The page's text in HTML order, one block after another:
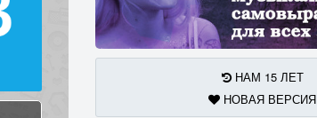
НАМ 15 ЛЕТ
НОВАЯ ВЕРСИЯ